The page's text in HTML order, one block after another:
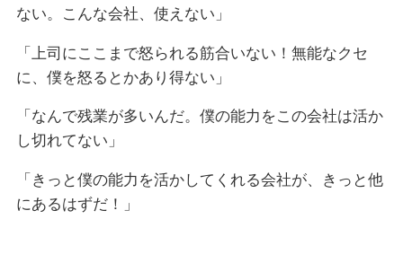
ない。こんな会社、使えない」
「上司にここまで怒られる筋合いない！無能なクセ
に、僕を怒るとかあり得ない」
「なんで残業が多いんだ。僕の能力をこの会社は活か
し切れてない」
「きっと僕の能力を活かしてくれる会社が、きっと他
にあるはずだ！」